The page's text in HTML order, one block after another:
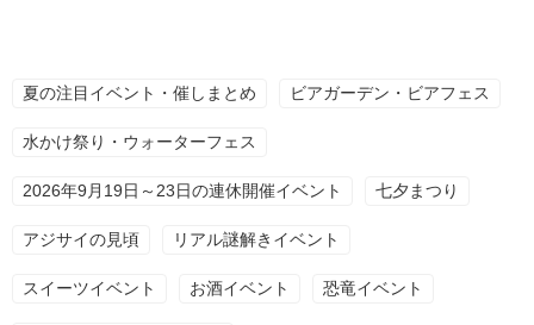
夏の注目イベント・催しまとめ ビアガーデン・ビアフェス
水かけ祭り・ウォーターフェス
2026年9月19日～23日の連休開催イベント 七夕まつり
アジサイの見頃 リアル謎解きイベント
スイーツイベント お酒イベント 恐竜イベント